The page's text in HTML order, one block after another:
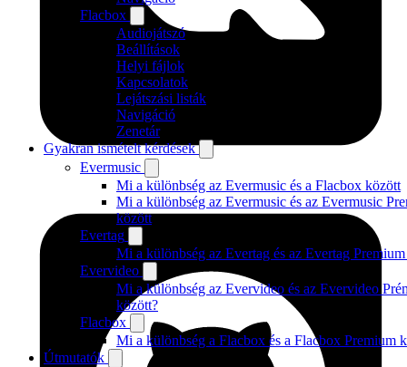
Flacbox
Audiojátszó
Beállítások
Helyi fájlok
Kapcsolatok
Lejátszási listák
Navigáció
Zenetár
Gyakran ismételt kérdések
Evermusic
Mi a különbség az Evermusic és a Flacbox között
Mi a különbség az Evermusic és az Evermusic
között
Evertag
Mi a különbség az Evertag és az Evertag
Evervideo
Mi a különbség az Evervideo és az Evervideo
között?
Flacbox
Mi a különbség a Flacbox és a Flacbox Premium
Útmutatók